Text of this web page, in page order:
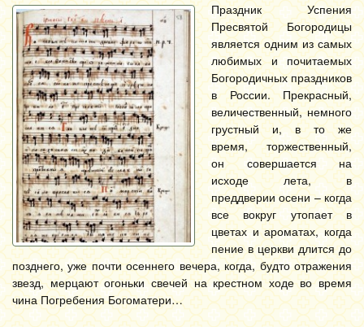
Праздник Успения
Пресвятой Богородицы
является одним из самых
любимых и почитаемых
Богородичных праздников
в России. Прекрасный,
величественный, немного
грустный и, в то же
время, торжественный,
он совершается на
исходе лета, в
преддверии осени – когда
все вокруг утопает в
цветах и ароматах, когда
пение в церкви длится до
позднего, уже почти осеннего вечера, когда, будто отражения
звезд, мерцают огоньки свечей на крестном ходе во время
чина Погребения Богоматери…